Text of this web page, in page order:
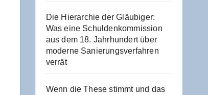
Die Hier­ar­chie der Gläu­bi­ger:
Was eine Schul­den­kom­mis­si­on
aus dem 18. Jahr­hun­dert über
moder­ne Sanie­rungs­ver­fah­ren
verrät
Wenn die The­se stimmt und das